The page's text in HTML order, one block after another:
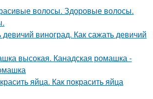
волосы. Здоровые волосы.
девичий виноград. Как сажать девичий
высокая. Канадская ромашка -
яйца. Как покрасить яйца